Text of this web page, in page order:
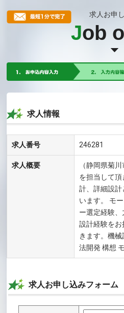
求人お申
Job
求人情報
求人番号 246281
求人概要
（静岡県菊
を担当して
計、詳細設
います。 モ
ー選定経験
設計経験を
きます。機械
法開発 構想
求人お申し込みフォーム